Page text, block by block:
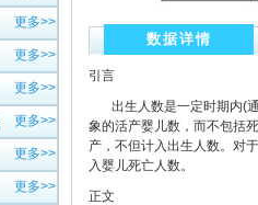
更多>>
更多>>
更多>>
更多>>
更多>>
更多>>
数据详情
引言
出生人数是一定时期内(通
象的活产婴儿数，而不包括
产，不但计入出生人数。对
入婴儿死亡人数。
正文